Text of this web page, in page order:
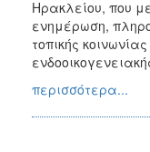
Ηρακλείου, που
ενημέρωση,
τοπικής
περισσότερα...